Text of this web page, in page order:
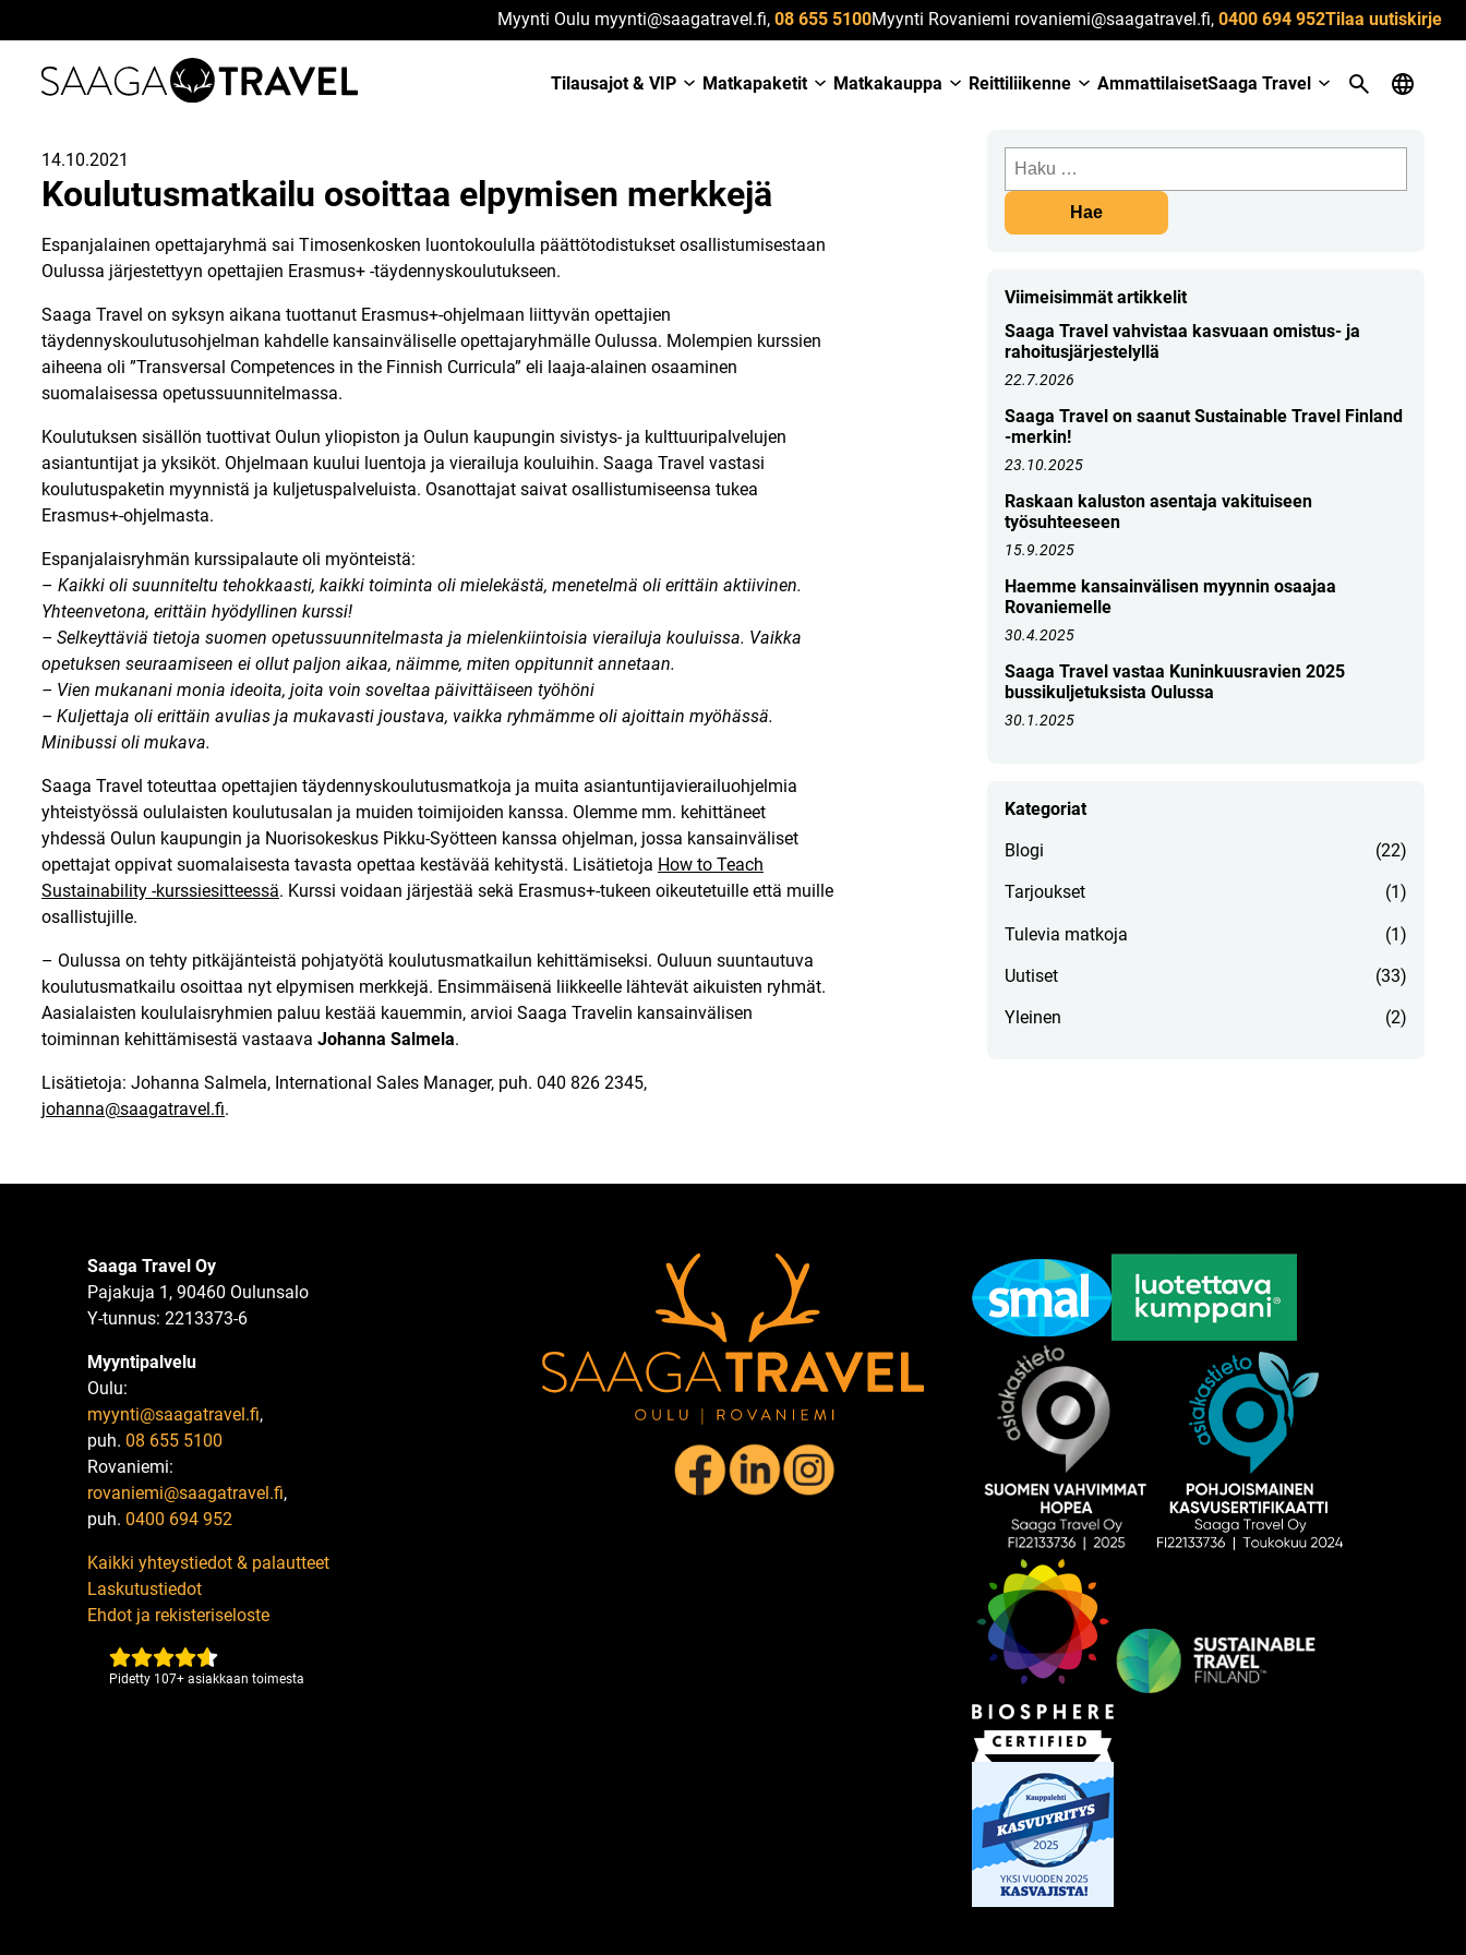
suoraan
sisältöön
Myynti Oulu myynti@saagatravel.fi, 08 655 5100Myynti Rovaniemi rovaniemi@saagatravel.fi, 0400 694 952Tilaa uutiskirje
Tilausajot & VIP Matkapaketit Matkakauppa Reittiliikenne AmmattilaisetSaaga Travel
14.10.2021
Koulutusmatkailu osoittaa elpymisen merkkejä
Espanjalainen opettajaryhmä sai Timosenkosken luontokoululla päättötodistukset osallistumisestaan
Oulussa järjestettyyn opettajien Erasmus+ -täydennyskoulutukseen.
Saaga Travel on syksyn aikana tuottanut Erasmus+-ohjelmaan liittyvän opettajien
täydennyskoulutusohjelman kahdelle kansainväliselle opettajaryhmälle Oulussa. Molempien kurssien
aiheena oli ”Transversal Competences in the Finnish Curricula” eli laaja-alainen osaaminen
suomalaisessa opetussuunnitelmassa.
Koulutuksen sisällön tuottivat Oulun yliopiston ja Oulun kaupungin sivistys- ja kulttuuripalvelujen
asiantuntijat ja yksiköt. Ohjelmaan kuului luentoja ja vierailuja kouluihin. Saaga Travel vastasi
koulutuspaketin myynnistä ja kuljetuspalveluista. Osanottajat saivat osallistumiseensa tukea
Erasmus+-ohjelmasta.
Espanjalaisryhmän kurssipalaute oli myönteistä:
– Kaikki oli suunniteltu tehokkaasti, kaikki toiminta oli mielekästä, menetelmä oli erittäin aktiivinen.
Yhteenvetona, erittäin hyödyllinen kurssi!
– Selkeyttäviä tietoja suomen opetussuunnitelmasta ja mielenkiintoisia vierailuja kouluissa. Vaikka
opetuksen seuraamiseen ei ollut paljon aikaa, näimme, miten oppitunnit annetaan.
– Vien mukanani monia ideoita, joita voin soveltaa päivittäiseen työhöni
– Kuljettaja oli erittäin avulias ja mukavasti joustava, vaikka ryhmämme oli ajoittain myöhässä.
Minibussi oli mukava.
Saaga Travel toteuttaa opettajien täydennyskoulutusmatkoja ja muita asiantuntijavierailuohjelmia
yhteistyössä oululaisten koulutusalan ja muiden toimijoiden kanssa. Olemme mm. kehittäneet
yhdessä Oulun kaupungin ja Nuorisokeskus Pikku-Syötteen kanssa ohjelman, jossa kansainväliset
opettajat oppivat suomalaisesta tavasta opettaa kestävää kehitystä. Lisätietoja How to Teach
Sustainability -kurssiesitteessä. Kurssi voidaan järjestää sekä Erasmus+-tukeen oikeutetuille että muille
osallistujille.
– Oulussa on tehty pitkäjänteistä pohjatyötä koulutusmatkailun kehittämiseksi. Ouluun suuntautuva
koulutusmatkailu osoittaa nyt elpymisen merkkejä. Ensimmäisenä liikkeelle lähtevät aikuisten ryhmät.
Aasialaisten koululaisryhmien paluu kestää kauemmin, arvioi Saaga Travelin kansainvälisen
toiminnan kehittämisestä vastaava Johanna Salmela.
Lisätietoja: Johanna Salmela, International Sales Manager, puh. 040 826 2345,
johanna@saagatravel.fi.
Haku:
Viimeisimmät artikkelit
Saaga Travel vahvistaa kasvuaan omistus- ja
rahoitusjärjestelyllä
22.7.2026
Saaga Travel on saanut Sustainable Travel Finland
-merkin!
23.10.2025
Raskaan kaluston asentaja vakituiseen
työsuhteeseen
15.9.2025
Haemme kansainvälisen myynnin osaajaa
Rovaniemelle
30.4.2025
Saaga Travel vastaa Kuninkuusravien 2025
bussikuljetuksista Oulussa
30.1.2025
Kategoriat
Blogi
(22)
Tarjoukset (1)
Tulevia matkoja (1)
Uutiset (33)
Yleinen (2)
Saaga Travel Oy
Pajakuja 1, 90460 Oulunsalo
Y-tunnus: 2213373-6
Myyntipalvelu
Oulu:
myynti@saagatravel.fi,
puh. 08 655 5100
Rovaniemi:
rovaniemi@saagatravel.fi,
puh. 0400 694 952
Kaikki yhteystiedot & palautteet
Laskutustiedot
Ehdot ja rekisteriseloste
Pidetty 107+ asiakkaan toimesta